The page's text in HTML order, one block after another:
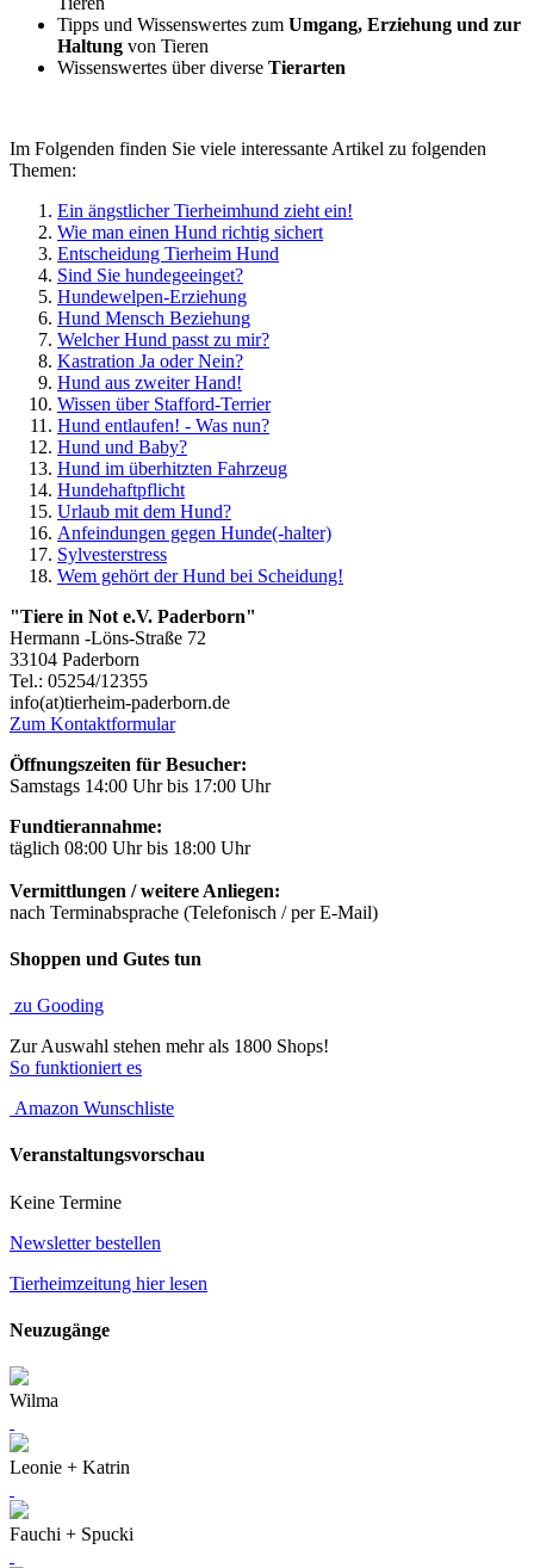
Tipps und Wissenswertes zum Umgang, Erziehung und zur
Haltung von Tieren
Wissenswertes über diverse Tierarten
Im Folgenden finden Sie viele interessante Artikel zu folgenden
Themen:
Ein ängstlicher Tierheimhund zieht ein!
Wie man einen Hund richtig sichert
Entscheidung Tierheim Hund
Sind Sie hundegeeinget?
Hundewelpen-Erziehung
Hund Mensch Beziehung
Welcher Hund passt zu mir?
Kastration Ja oder Nein?
Hund aus zweiter Hand!
Wissen über Stafford-Terrier
Hund entlaufen! - Was nun?
Hund und Baby?
Hund im überhitzten Fahrzeug
Hundehaftpflicht
Urlaub mit dem Hund?
Anfeindungen gegen Hunde(-halter)
Sylvesterstress
Wem gehört der Hund bei Scheidung!
"Tiere in Not e.V. Paderborn"
Hermann -Löns-Straße 72
33104 Paderborn
Tel.: 05254/12355
info(at)tierheim-paderborn.de
Zum Kontaktformular
Öffnungszeiten für Besucher:
Samstags 14:00 Uhr bis 17:00 Uhr
Fundtierannahme:
täglich 08:00 Uhr bis 18:00 Uhr
Vermittlungen / weitere Anliegen:
nach Terminabsprache (Telefonisch / per E-Mail)
Shoppen und Gutes tun
zu Gooding
Zur Auswahl stehen mehr als 1800 Shops!
So funktioniert es
Amazon Wunschliste
Veranstaltungsvorschau
Keine Termine
Newsletter bestellen
Tierheimzeitung hier lesen
Neuzugänge
Wilma
Leonie + Katrin
Fauchi + Spucki